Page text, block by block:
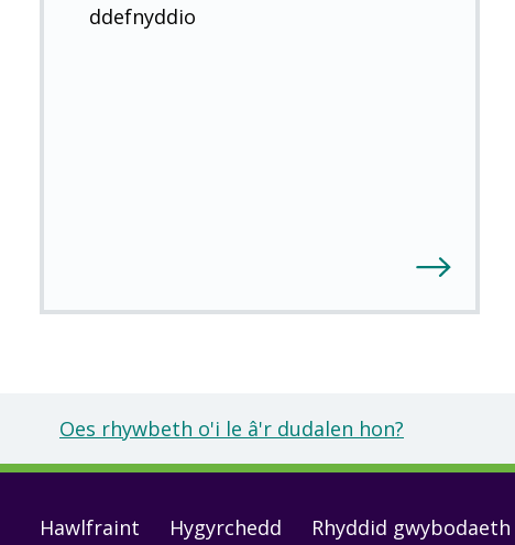
ddefnyddio
Oes rhywbeth o'i le â'r dudalen hon?
Footer
Hawlfraint Hygyrchedd Rhyddid gwybodaeth